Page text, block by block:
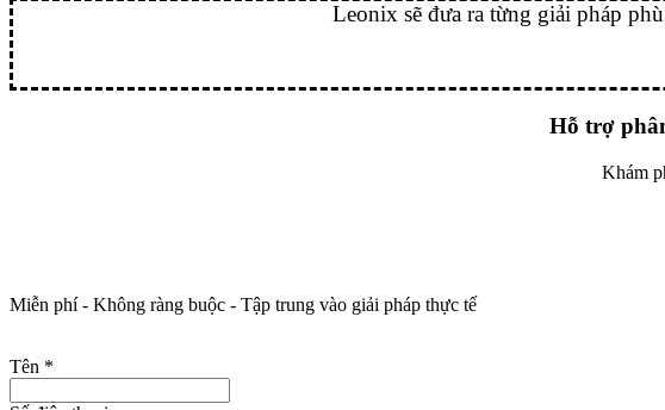
Leonix sẽ đưa ra từng giải pháp
Hỗ trợ
Khám
Miễn phí - Không ràng buộc - Tập trung vào giải pháp thực tế
Tên *